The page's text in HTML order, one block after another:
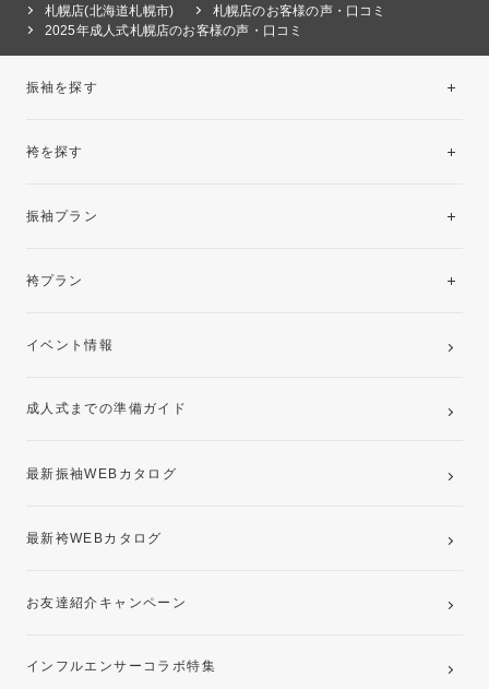
札幌店(北海道札幌市)
札幌店のお客様の声・口コミ
2025年成人式札幌店のお客様の声・口コミ
振袖を探す
袴を探す
振袖プラン
レンタルプラン
袴プラン
卒業袴レンタルプラン
イベント情報
成人式までの準備ガイド
最新振袖WEBカタログ
最新袴WEBカタログ
お友達紹介キャンペーン
インフルエンサーコラボ特集